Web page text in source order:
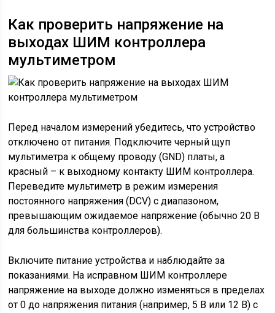
Как проверить напряжение на
выходах ШИМ контроллера
мультиметром
Перед началом измерений убедитесь, что устройство
отключено от питания. Подключите черный щуп
мультиметра к общему проводу (GND) платы, а
красный – к выходному контакту ШИМ контроллера.
Переведите мультиметр в режим измерения
постоянного напряжения (DCV) с диапазоном,
превышающим ожидаемое напряжение (обычно 20 В
для большинства контроллеров).
Включите питание устройства и наблюдайте за
показаниями. На исправном ШИМ контроллере
напряжение на выходе должно изменяться в пределах
от 0 до напряжения питания (например, 5 В или 12 В) с